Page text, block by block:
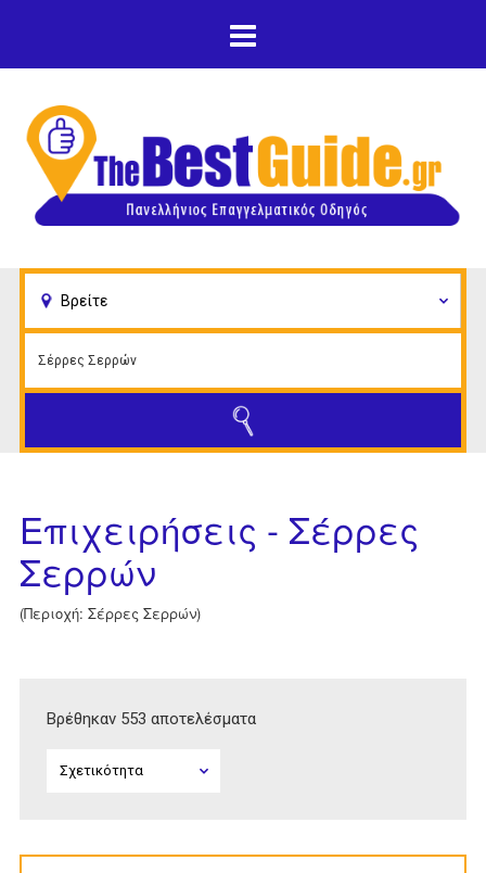
κυρίως περιεχόμενο
Επιχειρήσεις - Σέρρες
Σερρών
(Περιοχή: Σέρρες Σερρών)
Βρέθηκαν 553 αποτελέσματα